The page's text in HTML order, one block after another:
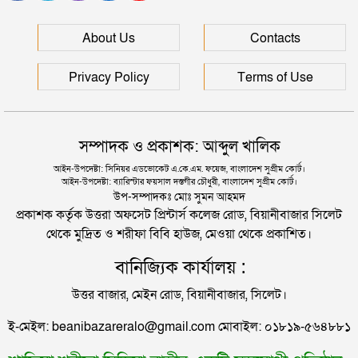
দিল্লিতে শেখ হাসিনার বক্তব্য দেওয়া নিয়ে পররাষ্ট্র
মন্ত্রণালয়ের ক্ষোভ
সিলেটের সাবেক মন্ত্রী-এমপিরা কে কোথায়?
জুলাই আন্দোলন ছাত্র-জনতার বীরত্বের স্মারকস্তম্ভ:
বিয়ানীবাজারের ইউএনও
হেলিকপ্টারে মহেশখালীর পথে প্রধানমন্ত্রী
পিকআপসহ তিনজনকে ধরল সিলেট র‌্যাব
সিলেটে কাগজ ছাড়া রাস্তায় নামলেই বিপদ
নতুন কর্মসূচির ঘোষণা জামায়াত জোটের
প্রশাসন একাকার হয়ে যাওয়া”
About Us Contacts
Privacy Policy Terms of Use
সম্পাদক ও প্রকাশক: আব্দুল খালিক
আইন-উপদেষ্টা: সিনিয়র এডভোকেট এ.কে.এম. ফয়েজ, বাংলাদেশ সুপ্রীম কোর্ট।
আইন-উপদেষ্টা: ব্যারিস্টার ফয়সাল দস্তগীর চৌধুরী, বাংলাদেশ সুপ্রীম কোর্ট।
উপ-সম্পাদকঃ মোঃ সুমন আহমদ
প্রকাশক কর্তৃক উত্তরা অফসেট প্রিন্টার্স কলেজ রোড, বিয়ানীবাজার সিলেট
থেকে মুদ্রিত ও শরীফা বিবি হাউজ, মেওয়া থেকে প্রকাশিত।
বানিজ্যিক কার্যালয় :
উত্তর বাজার, মেইন রোড, বিয়ানীবাজার, সিলেট।
ই-মেইল: beanibazareralo@gmail.com মোবাইল: ০১৮১৯-৫৬৪৮৮১